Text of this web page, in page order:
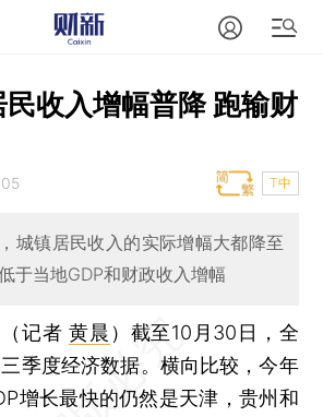
收入增幅普降 跑输财
T中
城镇居民收入的实际增幅大都降至
于当地GDP和财政收入增幅
（记者黄晨 ） 截至10月30日，全
季度经济数据。横向比较，今年
增长最快的仍然是天津，贵州和